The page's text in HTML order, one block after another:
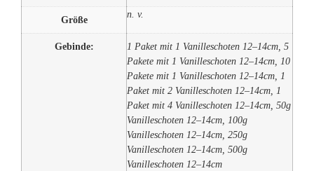
Größe n. v.
Gebinde:
1 Paket mit 1 Vanilleschoten 12–14cm, 5
Pakete mit 1 Vanilleschoten 12–14cm, 10
Pakete mit 1 Vanilleschoten 12–14cm, 1
Paket mit 2 Vanilleschoten 12–14cm, 1
Paket mit 4 Vanilleschoten 12–14cm, 50g
Vanilleschoten 12–14cm, 100g
Vanilleschoten 12–14cm, 250g
Vanilleschoten 12–14cm, 500g
Vanilleschoten 12–14cm